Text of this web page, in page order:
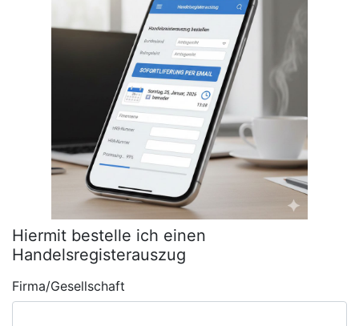
Hiermit bestelle ich einen
Handelsregisterauszug
Firma/Gesellschaft